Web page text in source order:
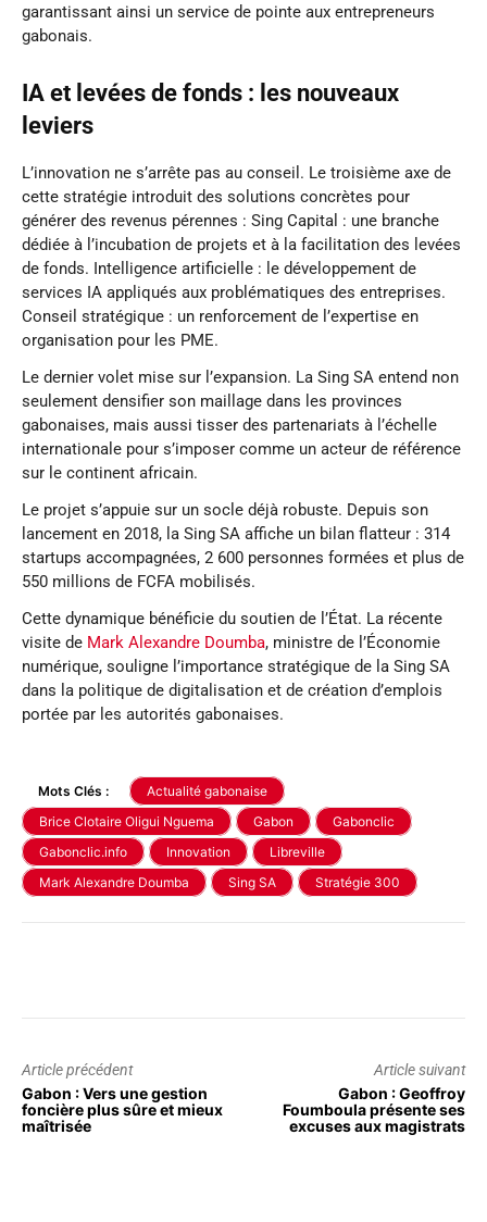
garantissant ainsi un service de pointe aux entrepreneurs
gabonais.
IA et levées de fonds : les nouveaux
leviers
L’innovation ne s’arrête pas au conseil. Le troisième axe de
cette stratégie introduit des solutions concrètes pour
générer des revenus pérennes : Sing Capital : une branche
dédiée à l’incubation de projets et à la facilitation des levées
de fonds. Intelligence artificielle : le développement de
services IA appliqués aux problématiques des entreprises.
Conseil stratégique : un renforcement de l’expertise en
organisation pour les PME.
Le dernier volet mise sur l’expansion. La Sing SA entend non
seulement densifier son maillage dans les provinces
gabonaises, mais aussi tisser des partenariats à l’échelle
internationale pour s’imposer comme un acteur de référence
sur le continent africain.
Le projet s’appuie sur un socle déjà robuste. Depuis son
lancement en 2018, la Sing SA affiche un bilan flatteur : 314
startups accompagnées, 2 600 personnes formées et plus de
550 millions de FCFA mobilisés.
Cette dynamique bénéficie du soutien de l’État. La récente
visite de Mark Alexandre Doumba, ministre de l’Économie
numérique, souligne l’importance stratégique de la Sing SA
dans la politique de digitalisation et de création d’emplois
portée par les autorités gabonaises.
Mots Clés :
Actualité gabonaise
Brice Clotaire Oligui Nguema
Gabon
Gabonclic
Gabonclic.info
Innovation
Libreville
Mark Alexandre Doumba
Sing SA Stratégie 300
Article précédent
Gabon : Vers une gestion
foncière plus sûre et mieux
maîtrisée
Article suivant
Gabon : Geoffroy
Foumboula présente ses
excuses aux magistrats